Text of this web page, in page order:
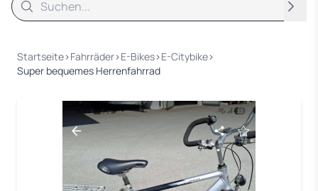
Startseite›Fahrräder›E-Bikes›E-Citybike›
Super bequemes Herrenfahrrad